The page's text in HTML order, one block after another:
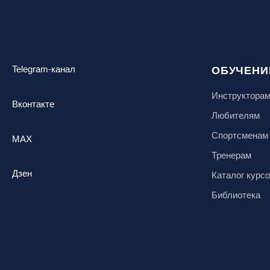
Telegram-канал
Вконтакте
MAX
Дзен
Инструкторам
Любителям
Спортсменам
Тренерам
Каталог
Библиотека